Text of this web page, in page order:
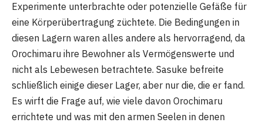
Experimente unterbrachte oder potenzielle Gefäße für
eine Körperübertragung züchtete. Die Bedingungen in
diesen Lagern waren alles andere als hervorragend, da
Orochimaru ihre Bewohner als Vermögenswerte und
nicht als Lebewesen betrachtete. Sasuke befreite
schließlich einige dieser Lager, aber nur die, die er fand.
Es wirft die Frage auf, wie viele davon Orochimaru
errichtete und was mit den armen Seelen in denen